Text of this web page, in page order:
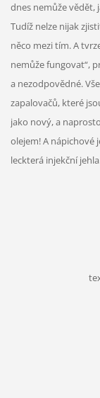
dnes nemůže vědět,
Tudíž nelze nijak
něco mezi tím. A
nemůže fungovat“,
a nezodpovědné.
zapalovačů, které
jako nový, a
olejem! A nápichové
leckterá injekční